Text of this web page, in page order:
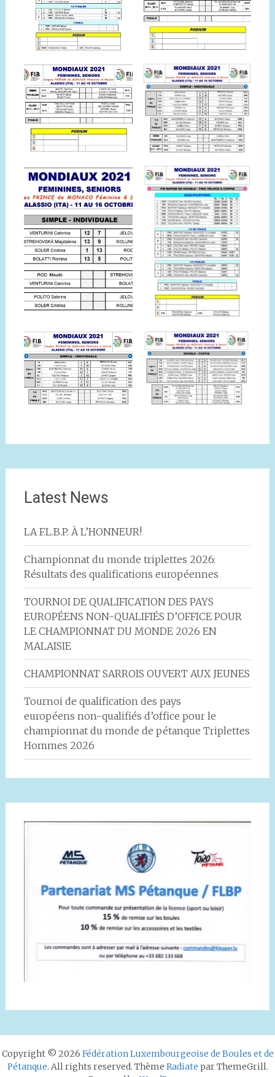
Latest News
LA F.L.B.P. À L’HONNEUR!
Championnat du monde triplettes 2026:
Résultats des qualifications européennes
TOURNOI DE QUALIFICATION DES PAYS
EUROPÉENS NON-QUALIFIÉS D’OFFICE POUR
LE CHAMPIONNAT DU MONDE 2026 EN
MALAISIE
CHAMPIONNAT SARROIS OUVERT AUX JEUNES
Tournoi de qualification des pays
européens non-qualifiés d’office pour le
championnat du monde de pétanque Triplettes
Hommes 2026
Copyright © 2026 Fédération Luxembourgeoise de Boules et de
Pétanque. All rights reserved. Thème Radiate par ThemeGrill.